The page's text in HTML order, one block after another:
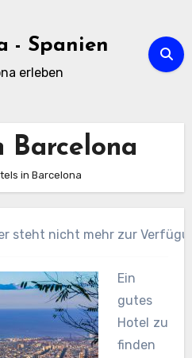
- Spanien
erleben
Barcelona
in Barcelona
steht nicht mehr zur
Ein
gutes
Hotel zu
finden